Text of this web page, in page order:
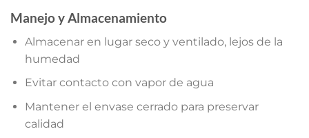
Manejo y Almacenamiento
Almacenar en lugar seco y ventilado, lejos de la
humedad
Evitar contacto con vapor de agua
Mantener el envase cerrado para preservar
calidad